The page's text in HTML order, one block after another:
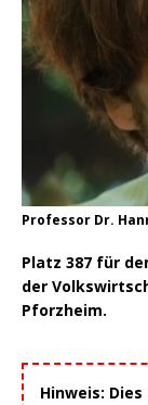
Professor Dr.
Platz 387 für
der
Pforzheim.
Hinweis: